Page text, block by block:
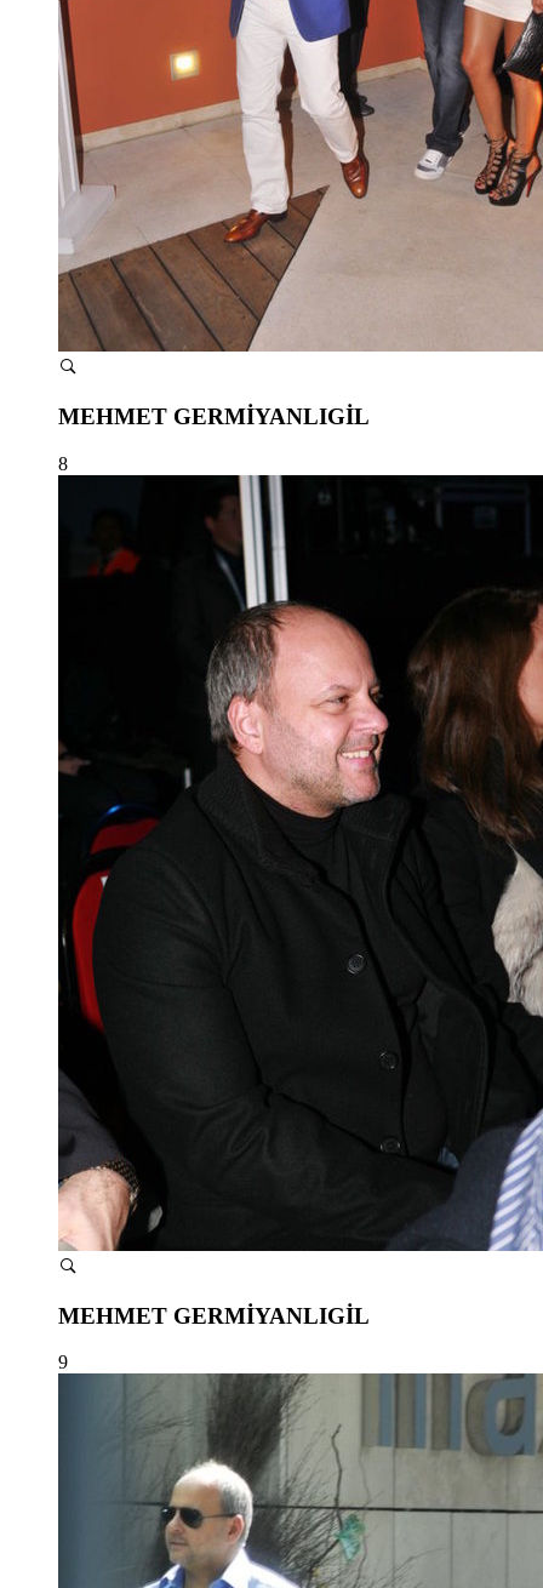
MEHMET GERMİYANLIGİL
8
MEHMET GERMİYANLIGİL
9